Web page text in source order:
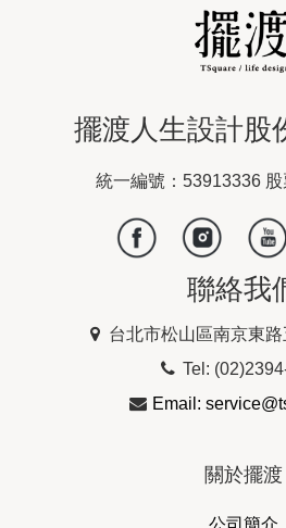
擺渡人生設計股
統一編號：53913336
聯絡我
台北市松山區南京東
Tel:
Email:
關於擺渡
公司簡介